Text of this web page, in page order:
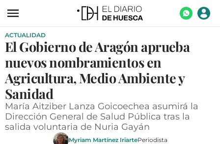
ACTUALIDAD
ECONOMÍA
TECNOLOGÍA
TURISMO
AGROALIMENTACIÓN
DEPORTES
ACTUALIDAD
El Gobierno de Aragón aprueba
nuevos nombramientos en
Agricultura, Medio Ambiente y
Sanidad
María Aitziber Lanza Goicoechea asumirá la
Dirección General de Salud Pública tras la
salida voluntaria de Nuria Gayán
Myriam Martínez IriartePeriodista